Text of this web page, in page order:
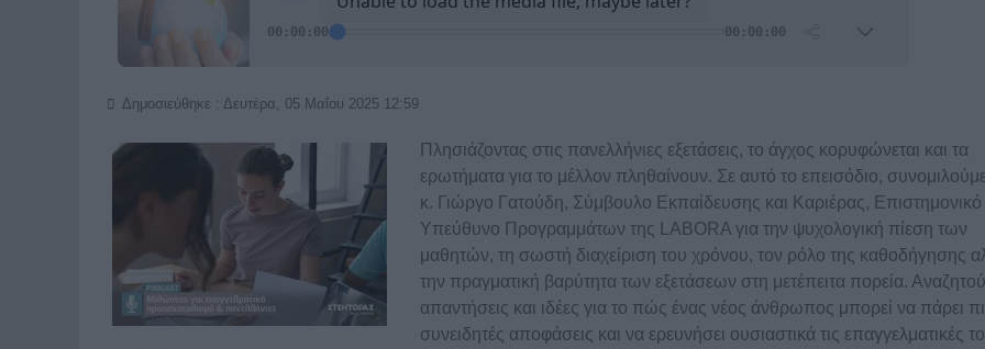
Δημοσιεύθηκε : Δευτέρα, 05 Μαΐου 2025 12:59
Πλησιάζοντας στις πανελλήνιες εξετάσεις, το άγχος κορυφώνεται και τα
ερωτήματα για το μέλλον πληθαίνουν. Σε αυτό το επεισόδιο,
κ. Γιώργο Γατούδη, Σύμβουλο Εκπαίδευσης και Καριέρας, Επιστημονικό
Υπεύθυνο Προγραμμάτων της LABORA για την ψυχολογική πίεση των
μαθητών, τη σωστή διαχείριση του χρόνου, τον ρόλο της καθοδήγησης
την πραγματική βαρύτητα των εξετάσεων στη μετέπειτα πορεία.
απαντήσεις και ιδέες για το πώς ένας νέος άνθρωπος μπορεί να πάρει
συνειδητές αποφάσεις και να ερευνήσει ουσιαστικά τις επαγγελματικές